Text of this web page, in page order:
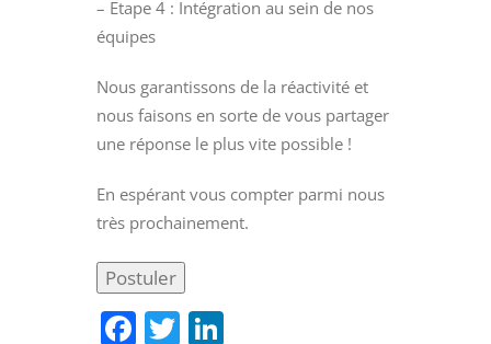
– Etape 4 : Intégration au sein de nos
équipes
Nous garantissons de la réactivité et
nous faisons en sorte de vous partager
une réponse le plus vite possible !
En espérant vous compter parmi nous
très prochainement.
Facebook
Twitter